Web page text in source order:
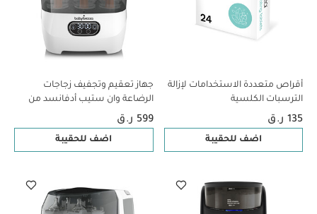
أقراص متعددة الاستخدامات لإزالة
الترسبات الكلسية
135 ر.ق
اضف للحقيبة
جهاز تعقيم وتجفيف زجاجات
الرضاعة وان ستيب أدفانسد من
بيبي بريزا
599 ر.ق
اضف للحقيبة